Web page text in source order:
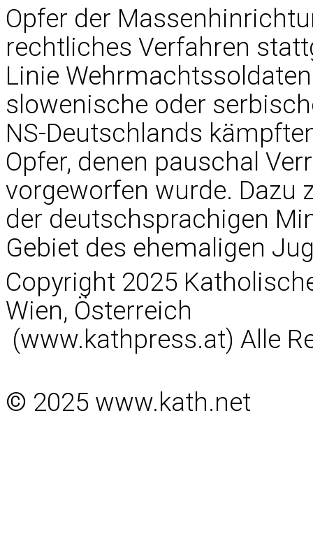
Opfer der
rechtliches Verfahren
Linie
slowenische oder
NS-Deutschlands
Opfer, denen pauschal
vorgeworfen wurde. Dazu
der deutschsprachigen
Gebiet des ehemaligen
Copyright 2025
Wien, Österreich
(www.kathpress.at) Alle
© 2025 www.kath.net